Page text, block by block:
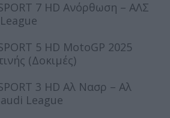
7 HD Ανόρθωση – ΑΛΣ
5 HD MotoGP 2025
(Δοκιμές)
3 HD Αλ Νασρ – Αλ
League